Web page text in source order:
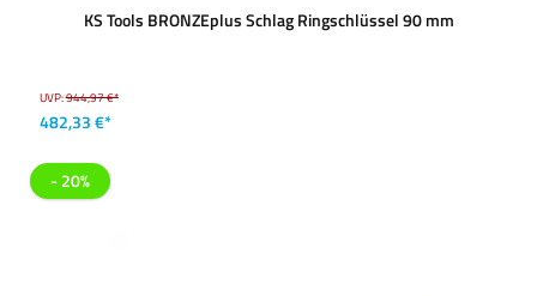
KS Tools BRONZEplus Schlag Ringschlüssel 90 mm
UVP:944,97 €*
482,33 €*
- 20%